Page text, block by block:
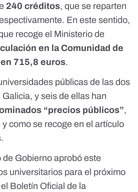
240 créditos, que se reparten
En este sentido,
recoge el Ministerio de
en la Comunidad de
715,8 euros.
públicas de las dos
y seis de ellas han
“precios públicos”,
y como se recoge en elartículo
.
Gobierno aprobó este
universitarios para el próximo
Boletín Oficial de la